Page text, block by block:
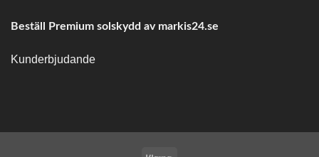
Beställ Premium solskydd av markis24.se
Kunderbjudande